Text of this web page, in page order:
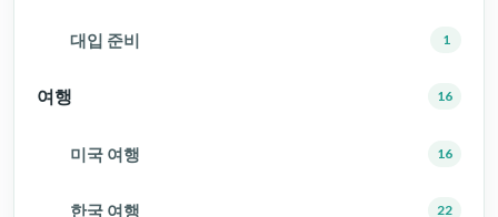
대입 준비 1
여행 16
미국 여행 16
한국 여행 22